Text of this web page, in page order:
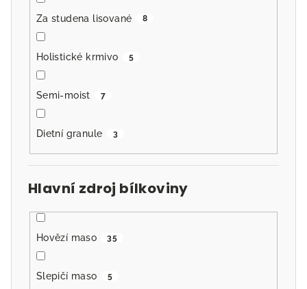
Za studena lisované 8
Holistické krmivo 5
Semi-moist 7
Dietní granule 3
Hlavní zdroj bílkoviny
Hovězí maso 35
Slepičí maso 5